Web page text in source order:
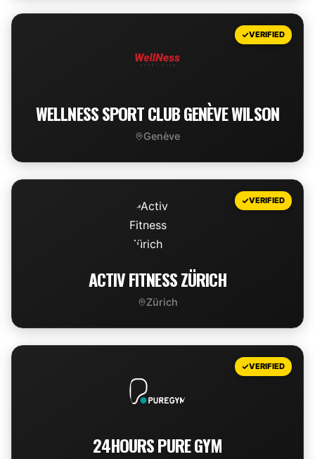
VIEW DEAL
VERIFIED
WELLNESS SPORT CLUB GENÈVE WILSON
Genève
VIEW DEAL
VERIFIED
ACTIV FITNESS ZÜRICH
Zürich
VIEW DEAL
VERIFIED
24HOURS PURE GYM